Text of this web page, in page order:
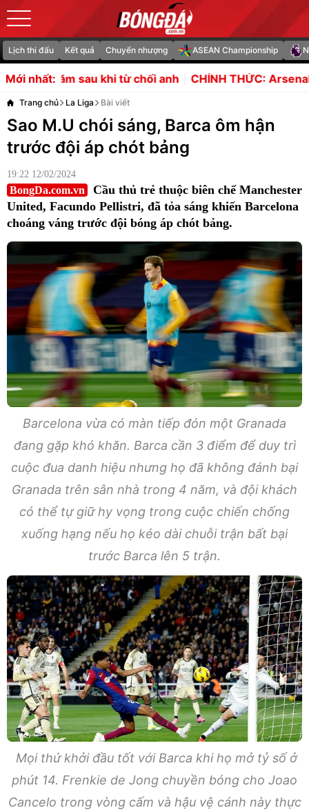
Lịch thi đấu Kết quả Chuyển nhượng ASEAN Championship
Mới nhất:
anh CHÍNH THỨC: Arsenal công bố bom tấn Bruno
Trang chủ La Liga Bài viết
Sao M.U chói sáng, Barca ôm hận
trước đội áp chót bảng
19:22 12/02/2024
BongDa.com.vn
Cầu thủ trẻ thuộc biên chế Manchester
United, Facundo Pellistri, đã tỏa sáng khiến Barcelona
choáng váng trước đội bóng áp chót bảng.
Barcelona vừa có màn tiếp đón một Granada
đang gặp khó khăn. Barca cần 3 điểm để duy trì
cuộc đua danh hiệu nhưng họ đã không đánh bại
Granada trên sân nhà trong 4 năm, và đội khách
có thể tự giữ hy vọng trong cuộc chiến chống
xuống hạng nếu họ kéo dài chuỗi trận bất bại
trước Barca lên 5 trận.
Mọi thứ khởi đầu tốt với Barca khi họ mở tỷ số ở
phút 14. Frenkie de Jong chuyền bóng cho Joao
Cancelo trong vòng cấm và hậu vệ cánh này thực